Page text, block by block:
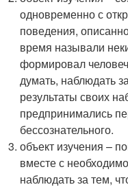
одновременно с
поведения,
время называли
формировал
думать, наблюдать
результаты своих
предпринимались
бессознательного.
объект изучения –
вместе с
наблюдать за тем,